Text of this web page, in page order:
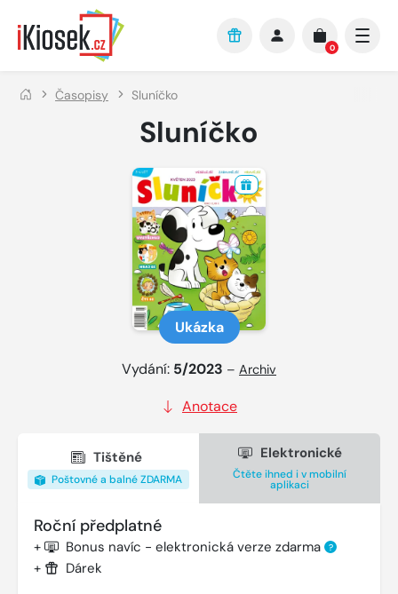
Přejít na hlavní obsah
0
Časopisy Sluníčko
Sluníčko
Ukázka
Vydání: 5/2023 – Archiv
Anotace
Tištěné
Poštovné a balné ZDARMA
Elektronické
Čtěte ihned i v mobilní
aplikaci
Roční předplatné
+ Bonus navíc - elektronická verze zdarma ?
+ Dárek